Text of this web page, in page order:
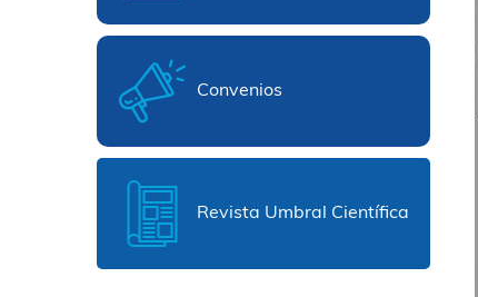
Convenios
Revista Umbral Científica